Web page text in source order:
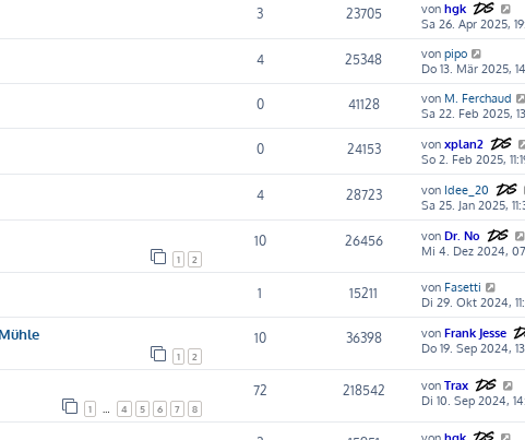
3 23705 von hgk
Sa 26. Apr 2025,
4 25348 von pipo
Do 13. Mär 2025,
0 41128 von M. Ferchaud
Sa 22. Feb 2025,
0 24153 von xplan2
So 2. Feb 2025,
4 28723 von Idee_20
Sa 25. Jan 2025,
1 2
10 26456 von Dr. No
Mi 4. Dez 2024,
1 15211 von Fasetti
Di 29. Okt 2024,
1 2
10 36398 von Frank Jesse
Do 19. Sep 2024,
1 4 5 6 7 8
72 218542 von Trax
Di 10. Sep 2024,